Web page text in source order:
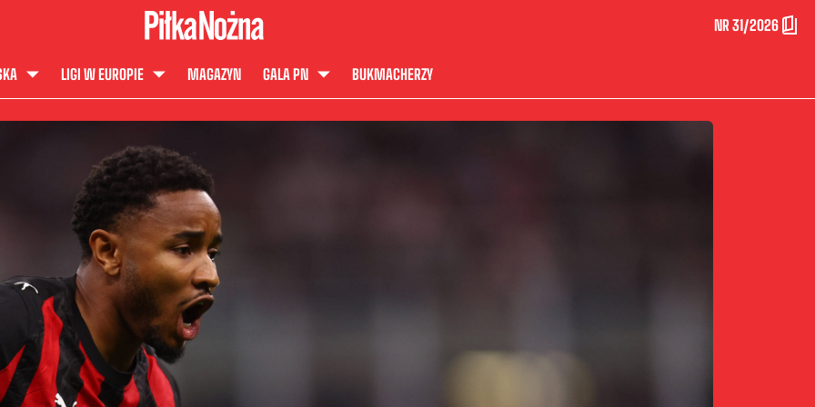
NR 31/2026
LIGI W EUROPIE MAGAZYN GALA PN BUKMACHERZY